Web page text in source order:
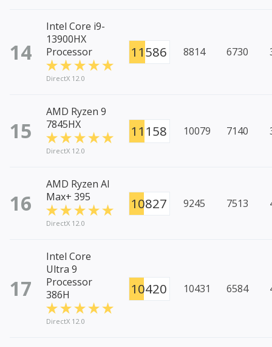
14
Intel Core i9-
13900HX
Processor
DirectX 12.0
11586 8814 6730
15
AMD Ryzen 9
7845HX
DirectX 12.0
11158 10079 7140
16
AMD Ryzen AI
Max+ 395
DirectX 12.0
10827 9245 7513
17
Intel Core
Ultra 9
Processor
386H
DirectX 12.0
10420 10431 6584